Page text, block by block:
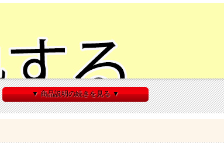
▼ 商品説明の続きを見る ▼